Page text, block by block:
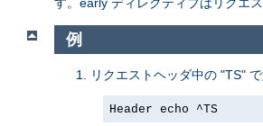
す。early ディレクティブはリクエ
例
リクエストヘッダ中の "TS"
Header echo ^TS